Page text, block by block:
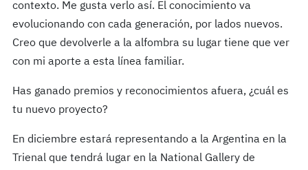
contexto. Me gusta verlo así­. El conocimiento va
evolucionando con cada generación, por lados nuevos.
Creo que devolverle a la alfombra su lugar tiene que ver
con mi aporte a esta línea familiar.
Has ganado premios y reconocimientos afuera, ¿cuál es
tu nuevo proyecto?
En diciembre estará representando a la Argentina en la
Trienal que tendrá lugar en la National Gallery de